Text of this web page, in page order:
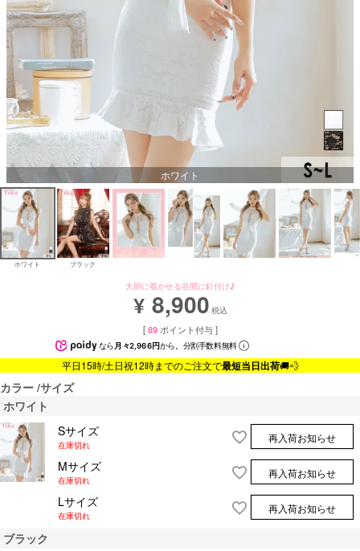
ホワイト
ホワイト ブラック
大胆に覗かせる谷間に釘付け♪
¥ 8,900 税込
[ 89 ポイント付与 ]
なら月々2,966円から。分割手数料無料
平日15時/土日祝12時までのご注文で最短当日出荷🚚💨
カラー サイズ
ホワイト
Sサイズ
在庫切れ
再入荷お知らせ
Mサイズ
在庫切れ
再入荷お知らせ
Lサイズ
在庫切れ
再入荷お知らせ
ブラック